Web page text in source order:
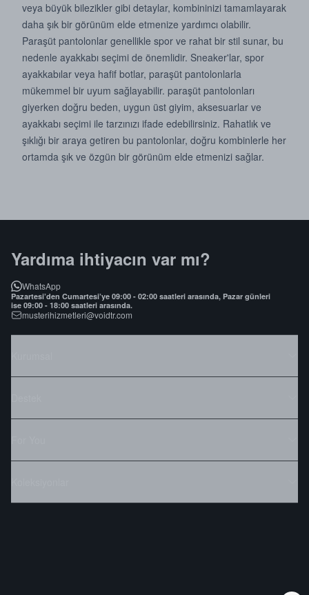
veya büyük bilezikler gibi detaylar, kombininizi tamamlayarak
daha şık bir görünüm elde etmenize yardımcı olabilir.
Paraşüt pantolonlar genellikle spor ve rahat bir stil sunar, bu
nedenle ayakkabı seçimi de önemlidir. Sneaker'lar, spor
ayakkabılar veya hafif botlar, paraşüt pantolonlarla
mükemmel bir uyum sağlayabilir. paraşüt pantolonları
giyerken doğru beden, uygun üst giyim, aksesuarlar ve
ayakkabı seçimi ile tarzınızı ifade edebilirsiniz. Rahatlık ve
şıklığı bir araya getiren bu pantolonlar, doğru kombinlerle her
ortamda şık ve özgün bir görünüm elde etmenizi sağlar.
Yardıma ihtiyacın var mı?
WhatsApp
Pazartesi’den Cumartesi’ye 09:00 - 02:00 saatleri arasında, Pazar günleri
ise 09:00 - 18:00 saatleri arasında.
musterihizmetleri@voidtr.com